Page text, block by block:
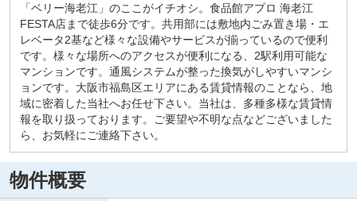
「ベリー海老江」のここがイチオシ。食品館アプロ 海老江
FESTA店まで徒歩6分です。共用部には敷地内ごみ置き場・エ
レベータ2基など様々な設備やサービスが揃っているので便利
です。様々な場所へのアクセスが便利になる、2駅利用可能な
マンションです。通風システムが整った換気がしやすいマンシ
ョンです。大阪市福島区エリアにある賃貸情報のことなら、地
域に密着した当社へお任せ下さい。当社は、多種多様な賃貸情
報を取り扱っております。ご要望や不明な点などございました
ら、お気軽にご連絡下さい。
物件概要